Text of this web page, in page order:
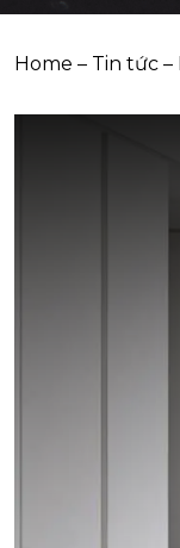
Home – Tin tức –